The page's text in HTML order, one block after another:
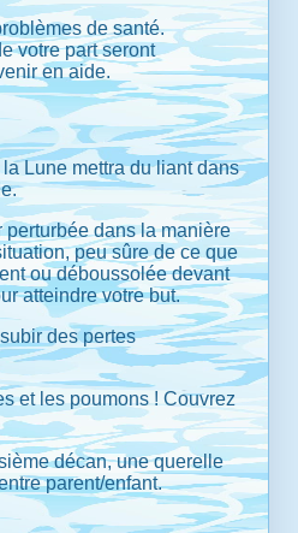
de santé.
votre part seront
en aide.
Lune mettra du liant dans
dans la manière
peu sûre de ce que
ou déboussolée devant
atteindre votre but.
des pertes
et les poumons ! Couvrez
décan, une querelle
parent/enfant.